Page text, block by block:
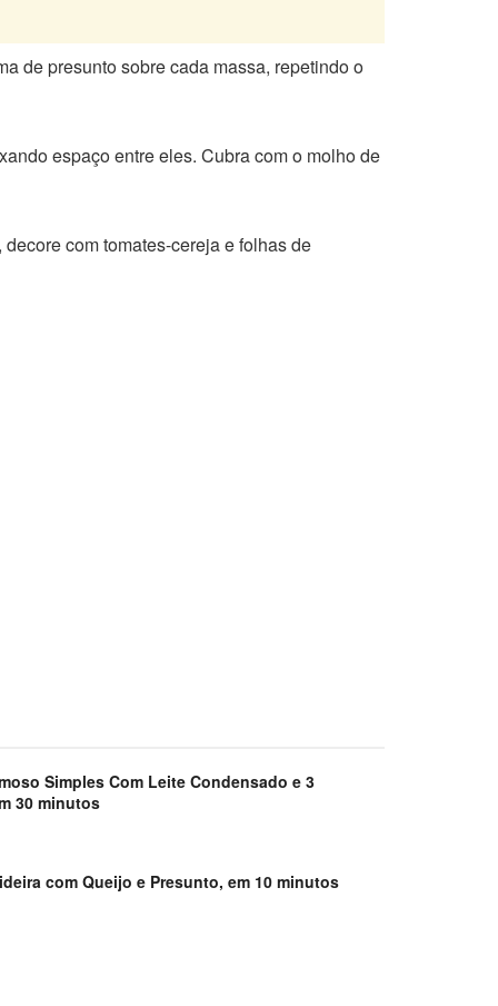
de presunto sobre cada massa, repetindo o
espaço entre eles. Cubra com o molho de
com tomates-cereja e folhas de
Simples Com Leite Condensado e 3
30 minutos
com Queijo e Presunto, em 10 minutos